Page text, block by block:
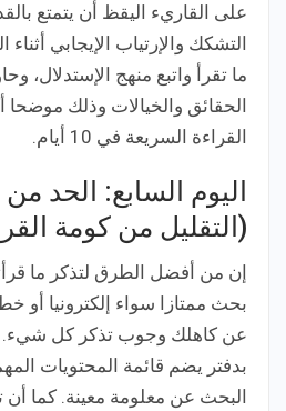
على القاريء اليقظ أن يتمتع
التشكك والإرتياب الإيجابي
ما تقرأ واتبع منهج الإستدلال،
الحقائق والخيالات وذلك موضحا
القراءة السريعة في 10 أيام.
اليوم السابع: الحد
(التقليل من كومة
إن من أفضل الطرق لتذكر ما
بحث ممتازا سواء إلكترونيا أو
عن كاهلك وجوب تذكر كل شيء.
بدفتر يضم قائمة المحتويات
البحث عن معلومة معينة. كما